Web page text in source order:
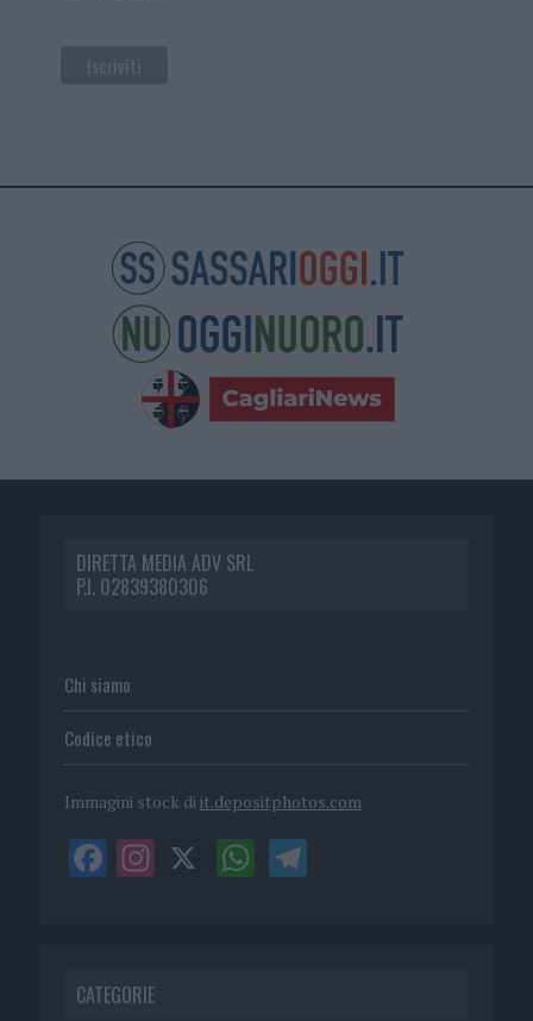
DIRETTA MEDIA ADV SRL
P.I. 02839380306
Chi siamo
Codice etico
Immagini stock di it.depositphotos.com
CATEGORIE